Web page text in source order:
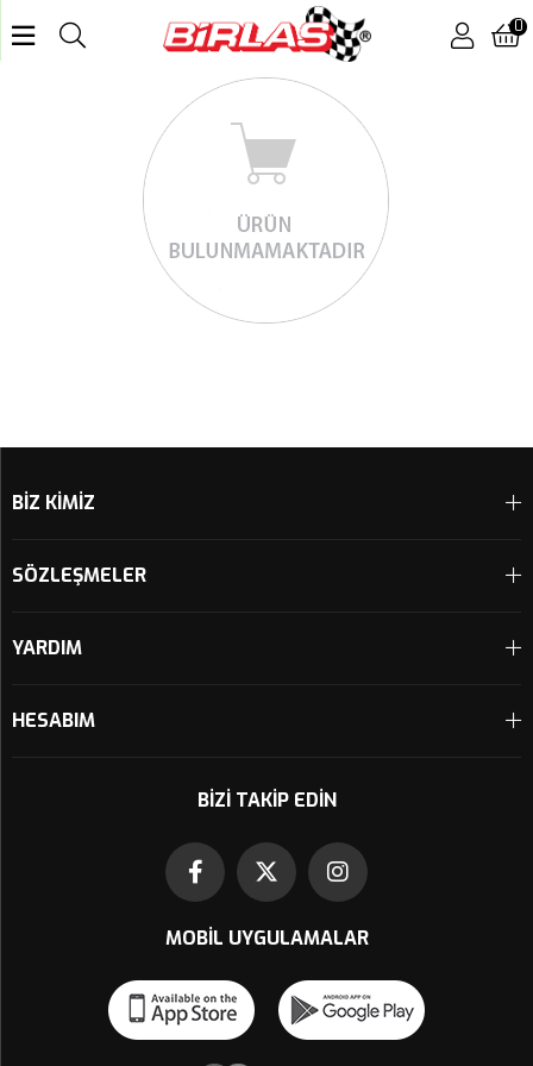
0
BİZ KİMİZ
SÖZLEŞMELER
YARDIM
HESABIM
BIZI TAKIP EDIN
MOBIL UYGULAMALAR